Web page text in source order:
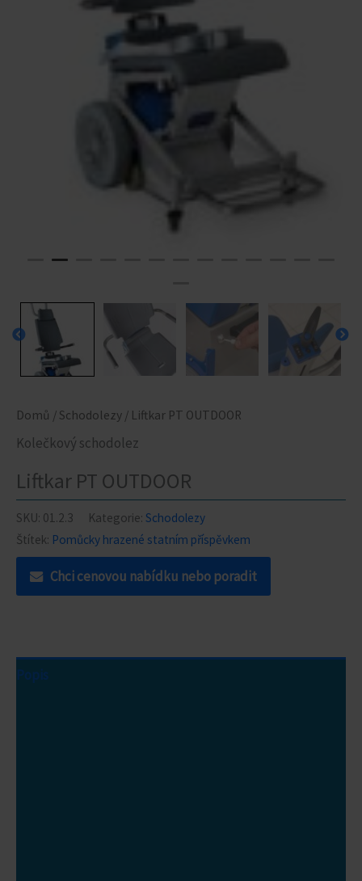
Domů / Schodolezy / Liftkar PT OUTDOOR
Kolečkový schodolez
Liftkar PT OUTDOOR
SKU: 01.2.3 Kategorie: Schodolezy
Štítek: Pomůcky hrazené statním příspěvkem
Chci cenovou nabídku nebo poradit
Popis